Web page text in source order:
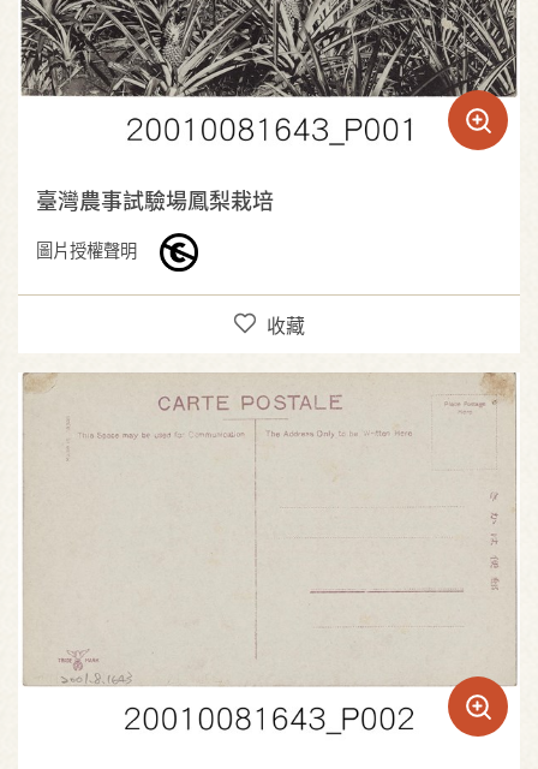
臺灣農事試驗場鳳梨栽培
圖片授權聲明
收藏